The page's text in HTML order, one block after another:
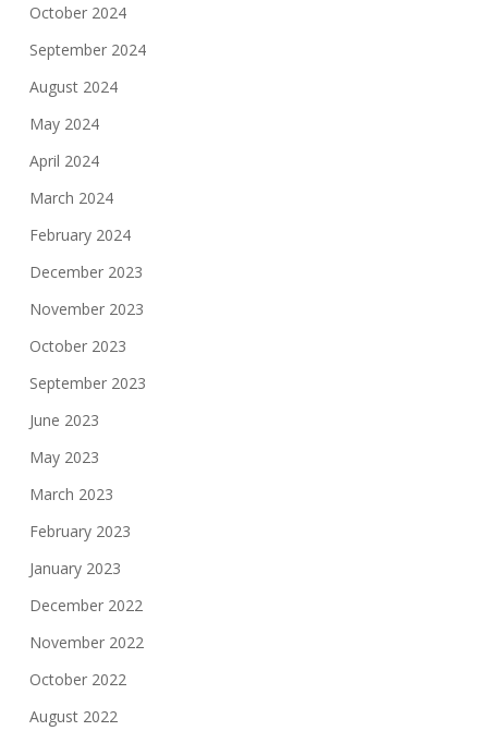
October 2024
September 2024
August 2024
May 2024
April 2024
March 2024
February 2024
December 2023
November 2023
October 2023
September 2023
June 2023
May 2023
March 2023
February 2023
January 2023
December 2022
November 2022
October 2022
August 2022